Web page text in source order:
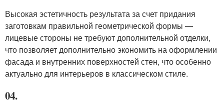
Высокая эстетичность результата за счет придания
заготовкам правильной геометрической формы —
лицевые стороны не требуют дополнительной отделки,
что позволяет дополнительно экономить на оформлении
фасада и внутренних поверхностей стен, что особенно
актуально для интерьеров в классическом стиле.
04.